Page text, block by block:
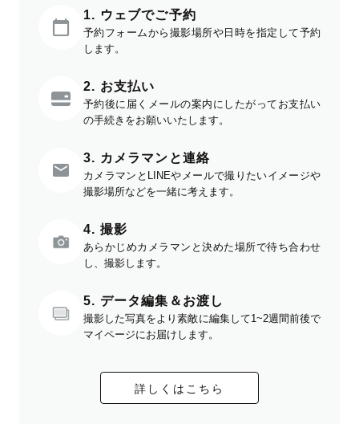
1. ウェブでご予約
予約フォームから撮影場所や日時を指定して予約
します。
2. お支払い
予約後に届くメールの案内にしたがってお支払い
の手続きをお願いいたします。
3. カメラマンと連絡
カメラマンとLINEやメールで撮りたいイメージや
撮影場所などを一緒に考えます。
4. 撮影
あらかじめカメラマンと決めた場所で待ち合わせ
し、撮影します。
5. データ編集＆お渡し
撮影した写真をより素敵に編集して1~2週間前後で
マイページにお届けします。
詳しくはこちら